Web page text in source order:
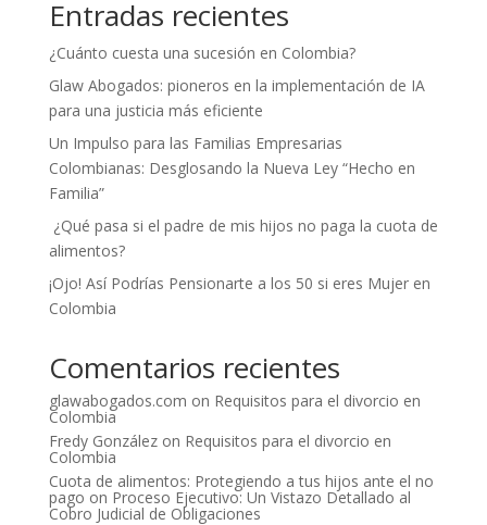
Entradas recientes
¿Cuánto cuesta una sucesión en Colombia?
Glaw Abogados: pioneros en la implementación de IA
para una justicia más eficiente
Un Impulso para las Familias Empresarias
Colombianas: Desglosando la Nueva Ley “Hecho en
Familia”
¿Qué pasa si el padre de mis hijos no paga la cuota de
alimentos?
¡Ojo! Así Podrías Pensionarte a los 50 si eres Mujer en
Colombia
Comentarios recientes
glawabogados.com on Requisitos para el divorcio en
Colombia
Fredy Gonzálezon Requisitos para el divorcio en
Colombia
Cuota de alimentos: Protegiendo a tus hijos ante el no
pago on Proceso Ejecutivo: Un Vistazo Detallado al
Cobro Judicial de Obligaciones